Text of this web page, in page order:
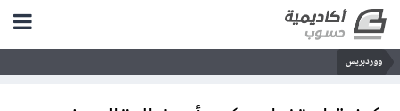
ووردبريس